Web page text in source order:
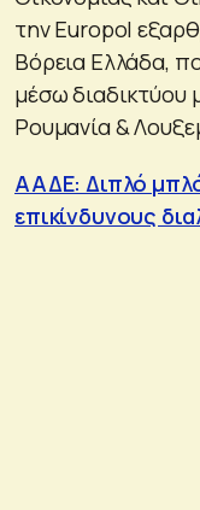
την Europol
Βόρεια Ελλάδα,
μέσω διαδικτύου
Ρουμανία &
ΑΑΔΕ: Διπλό
επικίνδυνους